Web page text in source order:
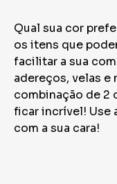
Qual sua cor
os itens que
facilitar a sua
adereços, velas e
combinação de 2
ficar incrível! Use
com a sua cara!